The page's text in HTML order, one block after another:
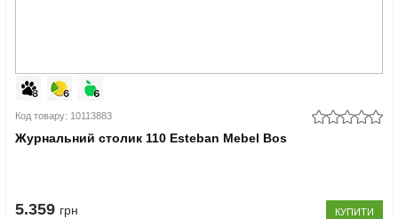
Код товару: 10113883
Журнальний столик 110 Esteban Mebel Bos
5.359 грн КУПИТИ